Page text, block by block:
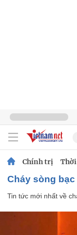
Chính trị Thời
cháy sòng bạc
Tin tức mới nhất về